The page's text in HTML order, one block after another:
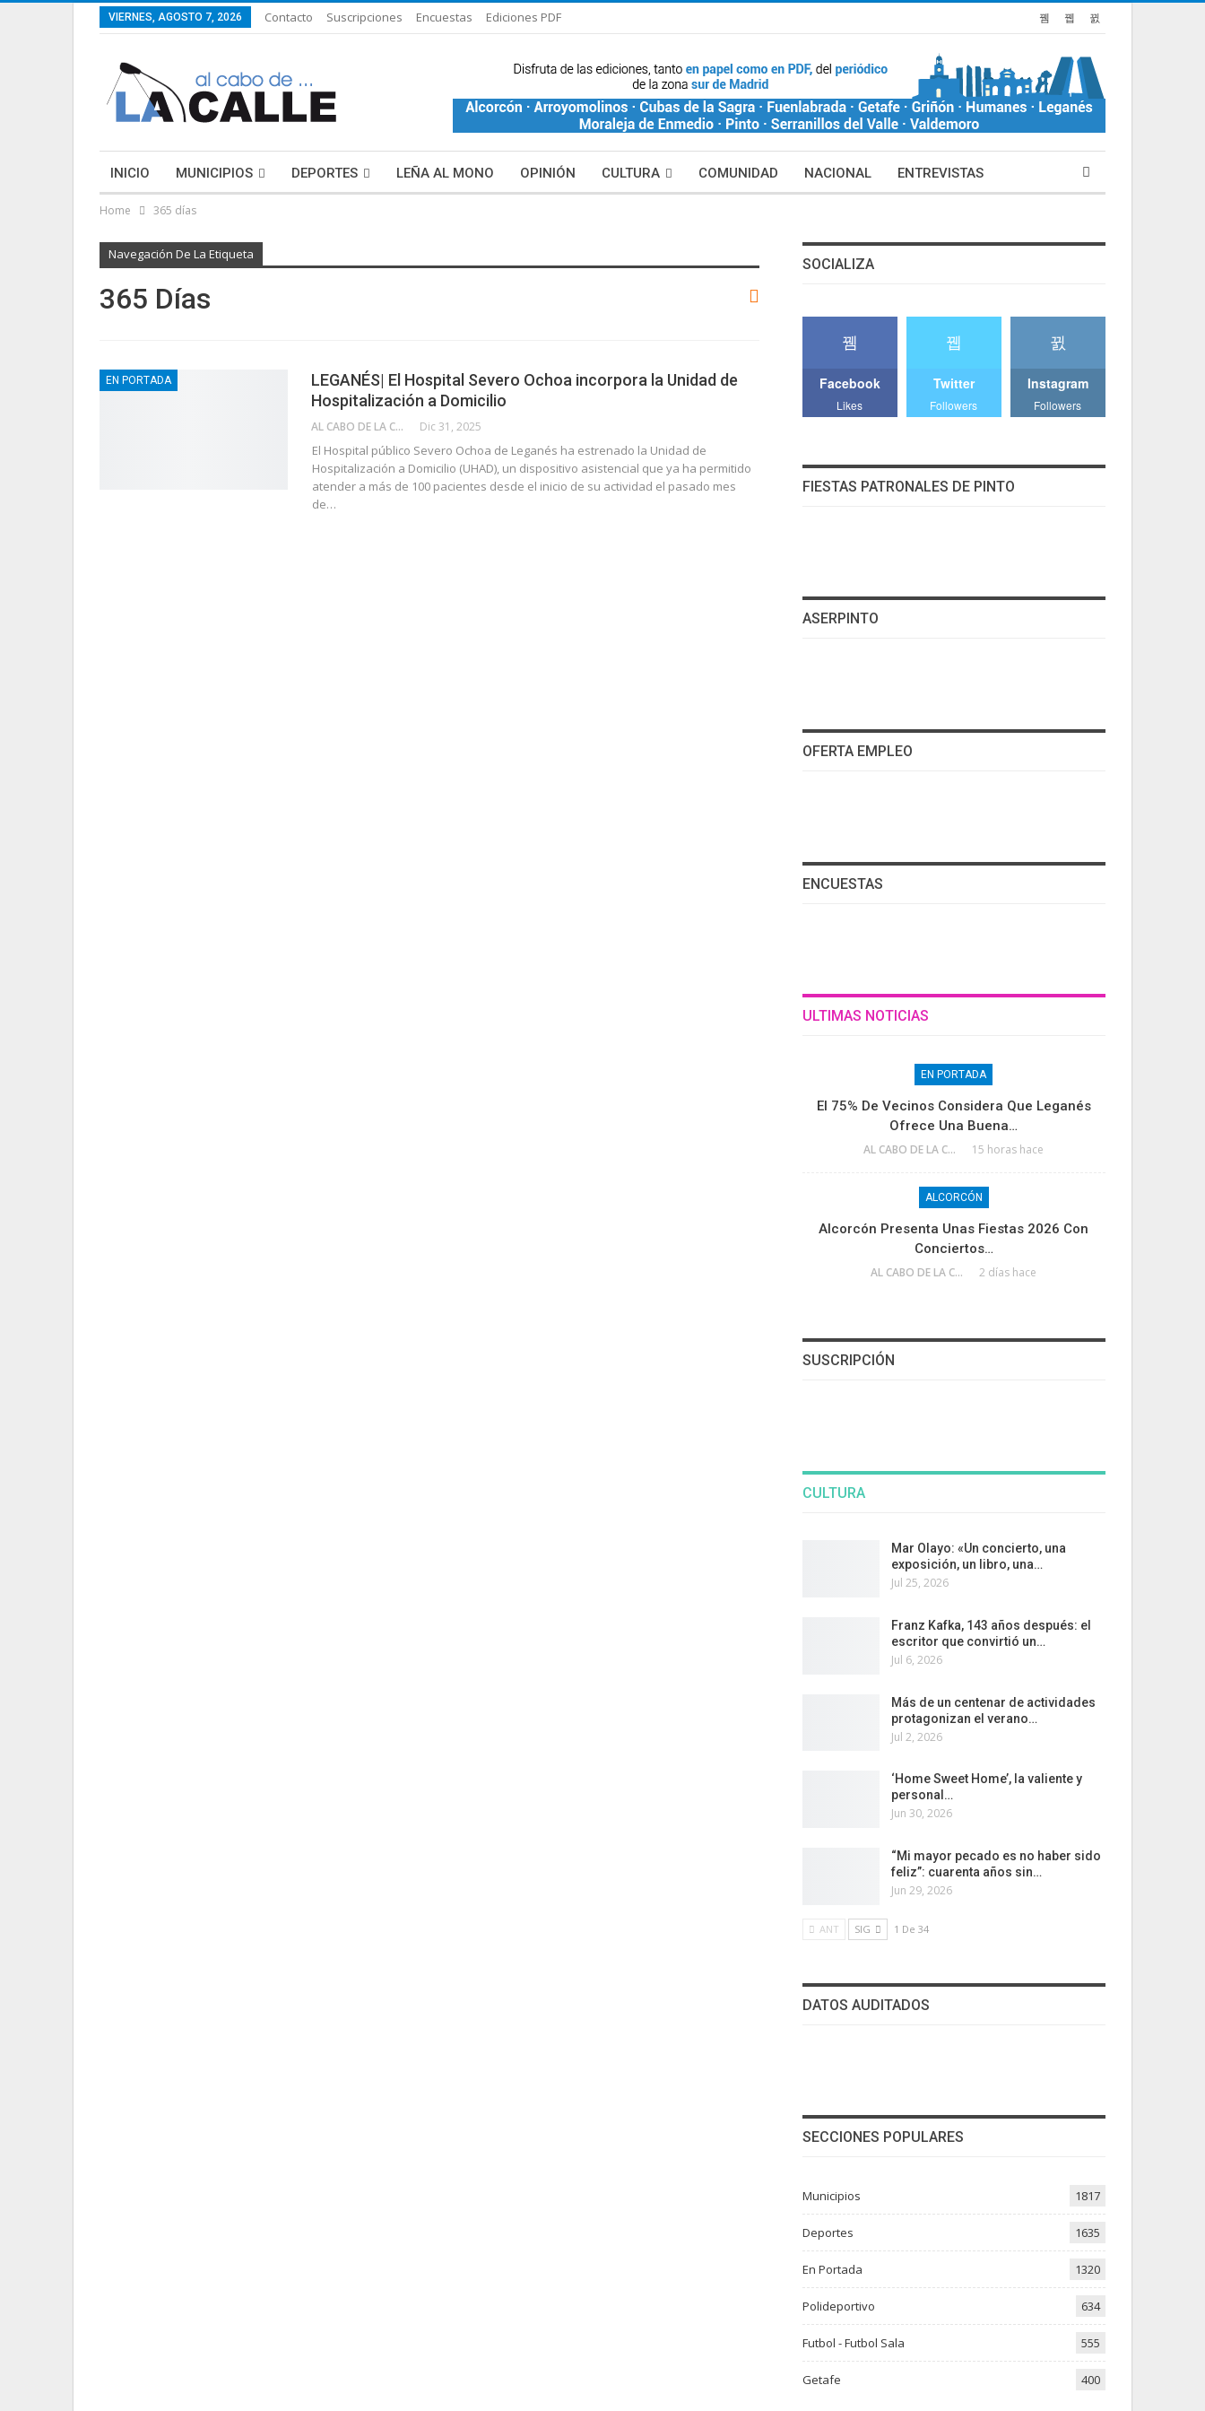
VIERNES, AGOSTO 7, 2026 Contacto Suscripciones Encuestas Ediciones PDF
INICIO MUNICIPIOS DEPORTES LEÑA AL MONO OPINIÓN CULTURA COMUNIDAD NACIONAL ENTREVISTAS
ECONOMÍA
Home 365 días
Navegación De La Etiqueta
365 Días
EN PORTADA
LEGANÉS| El Hospital Severo Ochoa incorpora la Unidad de
Hospitalización a Domicilio
AL CABO DE LA CALLE Dic 31, 2025
El Hospital público Severo Ochoa de Leganés ha estrenado la Unidad de
Hospitalización a Domicilio (UHAD), un dispositivo asistencial que ya ha permitido
atender a más de 100 pacientes desde el inicio de su actividad el pasado mes
de…
SOCIALIZA
Facebook
Likes
Twitter
Followers
Instagram
Followers
FIESTAS PATRONALES DE PINTO
ASERPINTO
OFERTA EMPLEO
ENCUESTAS
ULTIMAS NOTICIAS
EN PORTADA
El 75% De Vecinos Considera Que Leganés
Ofrece Una Buena…
AL CABO DE LA CALLE 15 horas hace
ALCORCÓN
Alcorcón Presenta Unas Fiestas 2026 Con
Conciertos…
AL CABO DE LA CALLE 2 días hace
SUSCRIPCIÓN
CULTURA
Mar Olayo: «Un concierto, una
exposición, un libro, una…
Jul 25, 2026
Franz Kafka, 143 años después: el
escritor que convirtió un…
Jul 6, 2026
Más de un centenar de actividades
protagonizan el verano…
Jul 2, 2026
‘Home Sweet Home’, la valiente y
personal…
Jun 30, 2026
“Mi mayor pecado es no haber sido
feliz”: cuarenta años sin…
Jun 29, 2026
ANT SIG 1 De 34
DATOS AUDITADOS
SECCIONES POPULARES
Municipios 1817
Deportes 1635
En Portada 1320
Polideportivo 634
Futbol - Futbol Sala 555
Getafe 400